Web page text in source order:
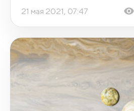
21 мая 2021, 07:47